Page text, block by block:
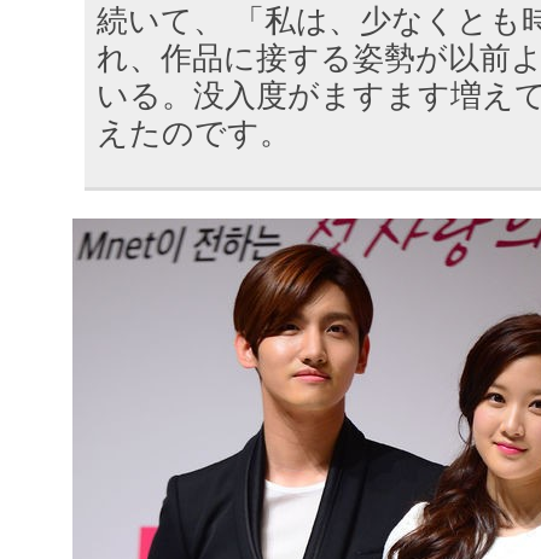
続いて、 「私は、少なくとも
れ、作品に接する姿勢が以前
いる。没入度がますます増え
えたのです。